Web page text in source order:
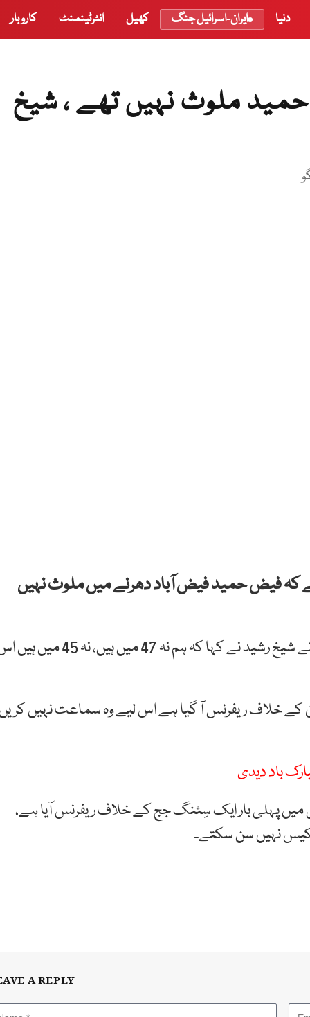
دنیا ایران-اسرائیل جنگ کھیل انٹرٹینمنٹ کاروبار
ملوث نہیں تھے ، شیخ
کہ فیض حمید فیض آباد دھرنے میں ملوث نہیں
عدالت میں پیشی کے موقع پر میڈیا سے گفتگو کرتے ہوئے شیخ رشید نے کہا کہ ہم نہ 47 میں ہیں، نہ
خلاف ریفرنس آ گیا ہے اس لیے وہ سماعت نہیں
میں پہلی بار ایک سِٹنگ جج کے خلاف ریفرنس آیا ہے،
نہیں سن سکتے۔
A REPLY